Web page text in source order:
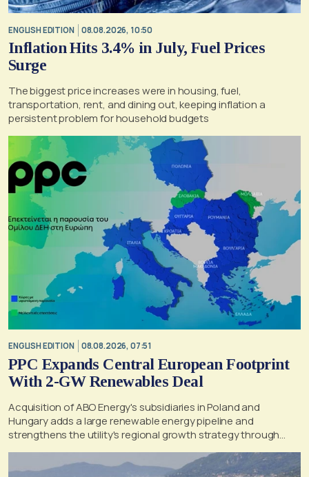
ENGLISH EDITION 08.08.2026, 10:50
Inflation Hits 3.4% in July, Fuel Prices
Surge
The biggest price increases were in housing, fuel,
transportation, rent, and dining out, keeping inflation a
persistent problem for household budgets
ENGLISH EDITION 08.08.2026, 07:51
PPC Expands Central European Footprint
With 2-GW Renewables Deal
Acquisition of ABO Energy's subsidiaries in Poland and
Hungary adds a large renewable energy pipeline and
strengthens the utility's regional growth strategy through